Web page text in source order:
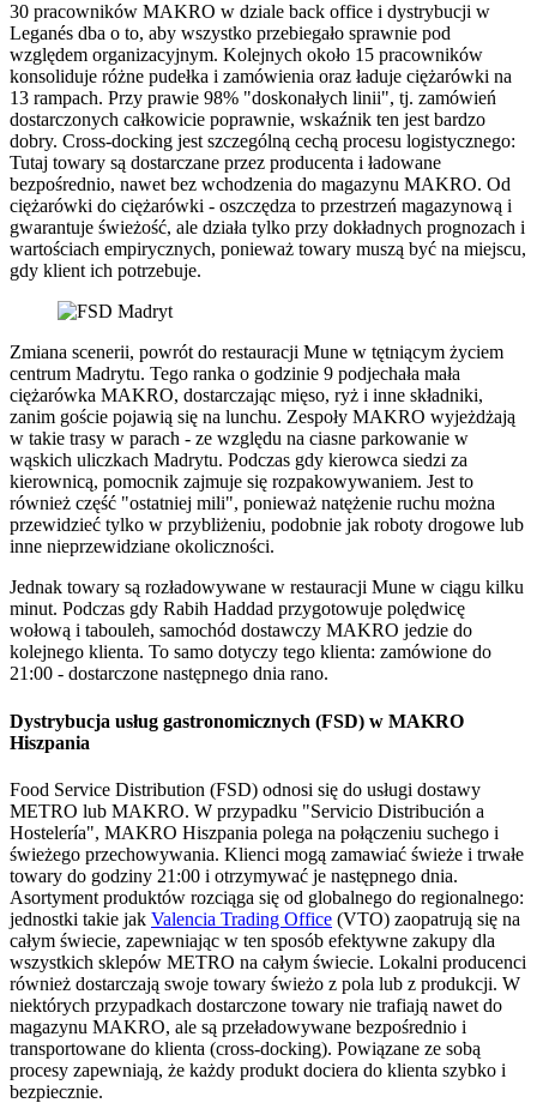
30 pracowników MAKRO w dziale back office i dystrybucji w
Leganés dba o to, aby wszystko przebiegało sprawnie pod
względem organizacyjnym. Kolejnych około 15 pracowników
konsoliduje różne pudełka i zamówienia oraz ładuje ciężarówki na
13 rampach. Przy prawie 98% "doskonałych linii", tj. zamówień
dostarczonych całkowicie poprawnie, wskaźnik ten jest bardzo
dobry. Cross-docking jest szczególną cechą procesu logistycznego:
Tutaj towary są dostarczane przez producenta i ładowane
bezpośrednio, nawet bez wchodzenia do magazynu MAKRO. Od
ciężarówki do ciężarówki - oszczędza to przestrzeń magazynową i
gwarantuje świeżość, ale działa tylko przy dokładnych prognozach i
wartościach empirycznych, ponieważ towary muszą być na miejscu,
gdy klient ich potrzebuje.
Zmiana scenerii, powrót do restauracji Mune w tętniącym życiem
centrum Madrytu. Tego ranka o godzinie 9 podjechała mała
ciężarówka MAKRO, dostarczając mięso, ryż i inne składniki,
zanim goście pojawią się na lunchu. Zespoły MAKRO wyjeżdżają
w takie trasy w parach - ze względu na ciasne parkowanie w
wąskich uliczkach Madrytu. Podczas gdy kierowca siedzi za
kierownicą, pomocnik zajmuje się rozpakowywaniem. Jest to
również część "ostatniej mili", ponieważ natężenie ruchu można
przewidzieć tylko w przybliżeniu, podobnie jak roboty drogowe lub
inne nieprzewidziane okoliczności.
Jednak towary są rozładowywane w restauracji Mune w ciągu kilku
minut. Podczas gdy Rabih Haddad przygotowuje polędwicę
wołową i tabouleh, samochód dostawczy MAKRO jedzie do
kolejnego klienta. To samo dotyczy tego klienta: zamówione do
21:00 - dostarczone następnego dnia rano.
Dystrybucja usług gastronomicznych (FSD) w MAKRO
Hiszpania
Food Service Distribution (FSD) odnosi się do usługi dostawy
METRO lub MAKRO. W przypadku "Servicio Distribución a
Hostelería", MAKRO Hiszpania polega na połączeniu suchego i
świeżego przechowywania. Klienci mogą zamawiać świeże i trwałe
towary do godziny 21:00 i otrzymywać je następnego dnia.
Asortyment produktów rozciąga się od globalnego do regionalnego:
jednostki takie jak Valencia Trading Office (VTO) zaopatrują się na
całym świecie, zapewniając w ten sposób efektywne zakupy dla
wszystkich sklepów METRO na całym świecie. Lokalni producenci
również dostarczają swoje towary świeżo z pola lub z produkcji. W
niektórych przypadkach dostarczone towary nie trafiają nawet do
magazynu MAKRO, ale są przeładowywane bezpośrednio i
transportowane do klienta (cross-docking). Powiązane ze sobą
procesy zapewniają, że każdy produkt dociera do klienta szybko i
bezpiecznie.